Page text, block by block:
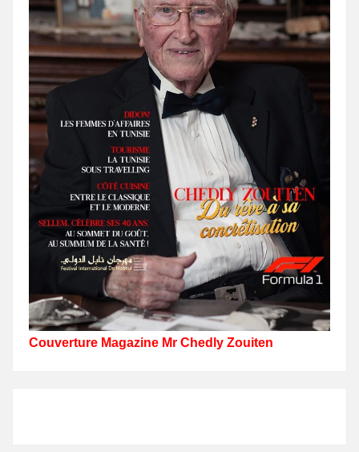
Couverture Magazine Mr Chedly Zouiten